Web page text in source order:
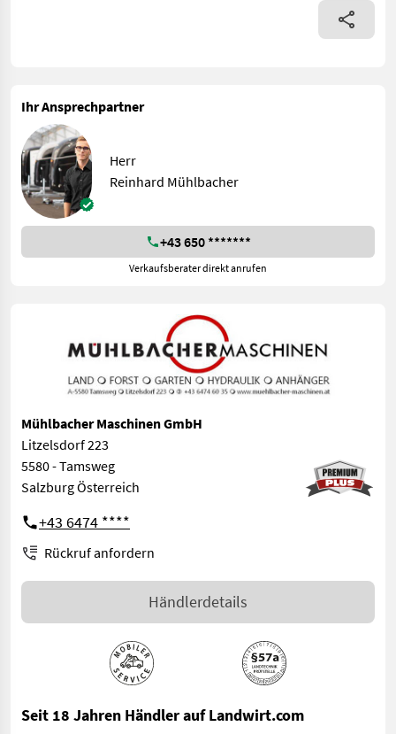
Ihr Ansprechpartner
Herr
Reinhard Mühlbacher
+43 650 *******
Verkaufsberater direkt anrufen
Mühlbacher Maschinen GmbH
Litzelsdorf 223
5580 - Tamsweg
Salzburg Österreich
+43 6474 ****
Rückruf anfordern
Händlerdetails
Seit 18 Jahren Händler auf Landwirt.com